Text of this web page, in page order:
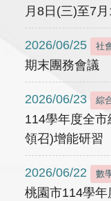
月8日(三)至7
2026/06/25 社
期末團務會議
2026/06/23 綜
114學年度全
領召)增能研習
2026/06/22 數
桃園市114學